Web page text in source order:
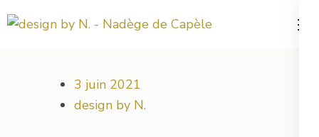
au
3 juin 2021
design by N.